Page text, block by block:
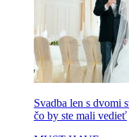
Svadba len s dvomi
čo by ste mali vedieť